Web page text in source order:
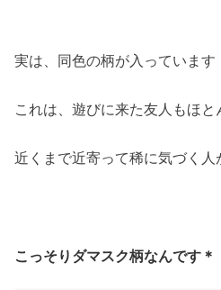
実は、同色の柄が入っています
これは、遊びに来た友人もほ
近くまで近寄って稀に気づく人
こっそりダマスク柄なんです＊